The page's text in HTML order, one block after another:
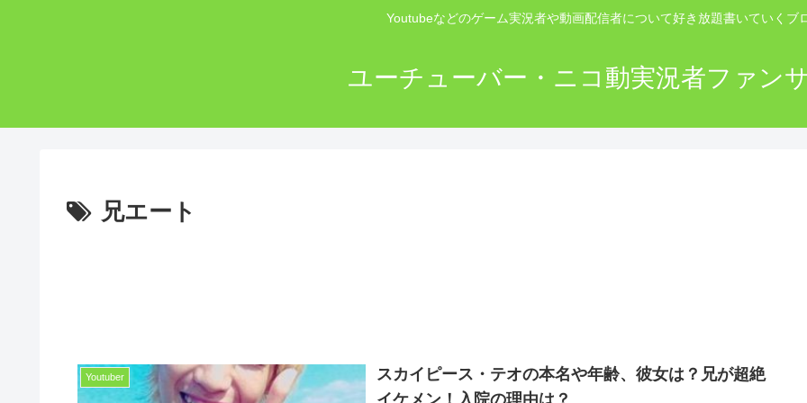
Youtubeなどのゲーム実況者や動画配信者について好き放題書いていくブ
ユーチューバー・ニコ動実況者ファン
兄エート
Youtuber
スカイピース・テオの本名や年齢、彼女は？兄が超絶